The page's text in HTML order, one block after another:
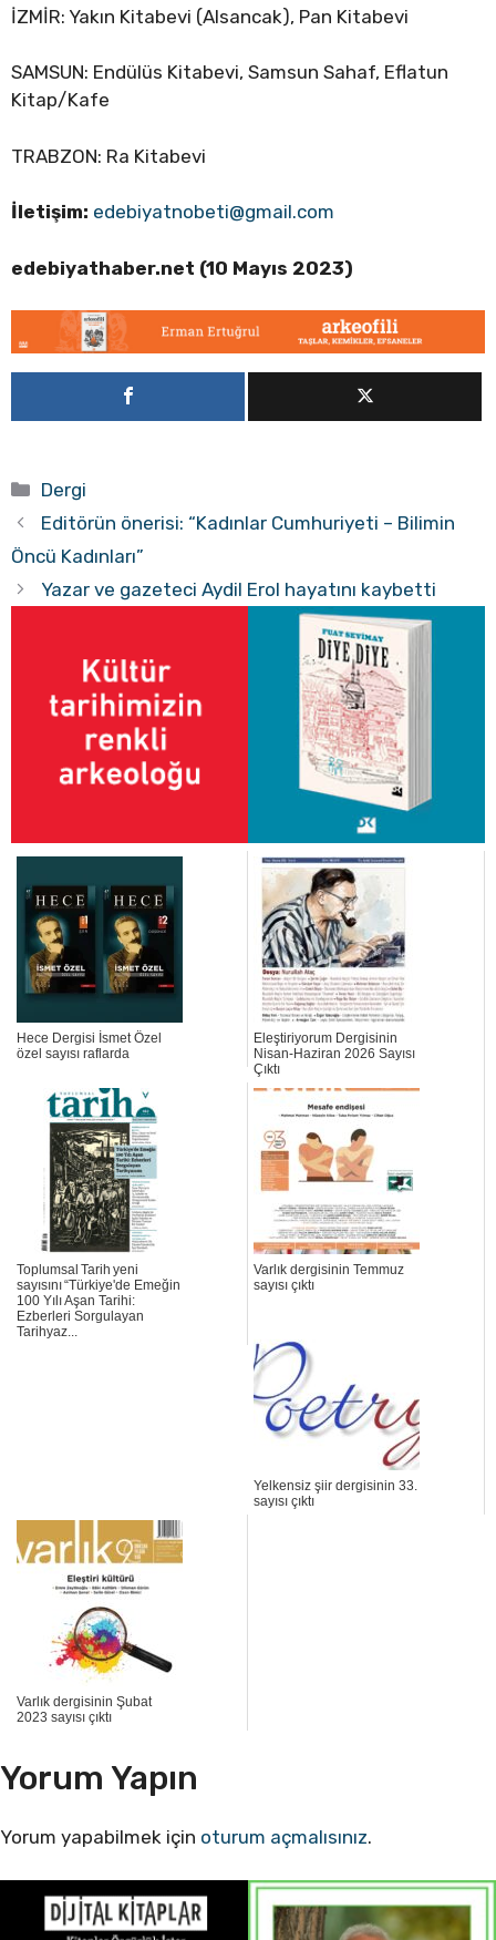
İZMİR: Yakın Kitabevi (Alsancak), Pan Kitabevi
SAMSUN: Endülüs Kitabevi, Samsun Sahaf, Eflatun
Kitap/Kafe
TRABZON: Ra Kitabevi
İletişim: edebiyatnobeti@gmail.com
edebiyathaber.net (10 Mayıs 2023)
Kategoriler
Dergi
Editörün önerisi: “Kadınlar Cumhuriyeti – Bilimin
Öncü Kadınları”
Yazar ve gazeteci Aydil Erol hayatını kaybetti
Hece Dergisi İsmet Özel
özel sayısı raflarda
Eleştiriyorum Dergisinin
Nisan-Haziran 2026 Sayısı
Çıktı
Toplumsal Tarih yeni
sayısını “Türkiye'de Emeğin
100 Yılı Aşan Tarihi:
Ezberleri Sorgulayan
Tarihyaz...
Varlık dergisinin Temmuz
sayısı çıktı
Yelkensiz şiir dergisinin 33.
sayısı çıktı
Varlık dergisinin Şubat
2023 sayısı çıktı
Yorum Yapın
Yorum yapabilmek için oturum açmalısınız.